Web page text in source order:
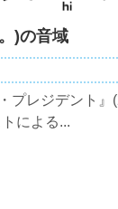
)の音域
レジデント』
による...